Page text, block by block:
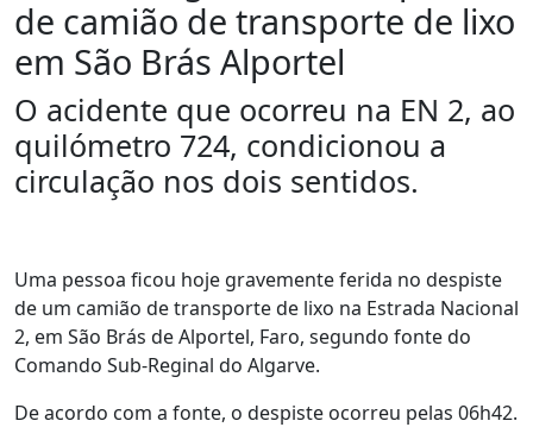
de camião de transporte de lixo
em São Brás Alportel
O acidente que ocorreu na EN 2, ao
quilómetro 724, condicionou a
circulação nos dois sentidos.
Uma pessoa ficou hoje gravemente ferida no despiste
de um camião de transporte de lixo na Estrada Nacional
2, em São Brás de Alportel, Faro, segundo fonte do
Comando Sub-Reginal do Algarve.
De acordo com a fonte, o despiste ocorreu pelas 06h42.